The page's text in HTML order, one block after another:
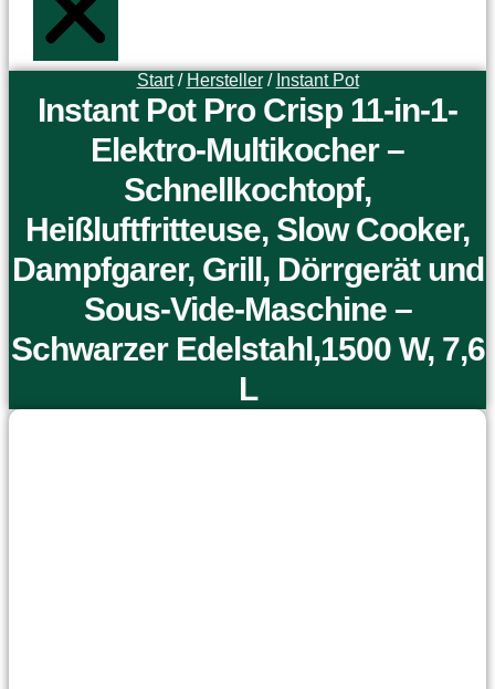
Start/ Hersteller/ Instant Pot
Instant Pot Pro Crisp 11-in-1-
Elektro-Multikocher –
Schnellkochtopf,
Heißluftfritteuse, Slow Cooker,
Dampfgarer, Grill, Dörrgerät und
Sous-Vide-Maschine –
Schwarzer Edelstahl,1500 W, 7,6
L